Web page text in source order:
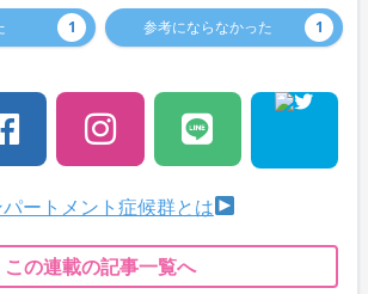
1 参考にならなかった 1
パートメント症候群とは
この連載の記事一覧へ